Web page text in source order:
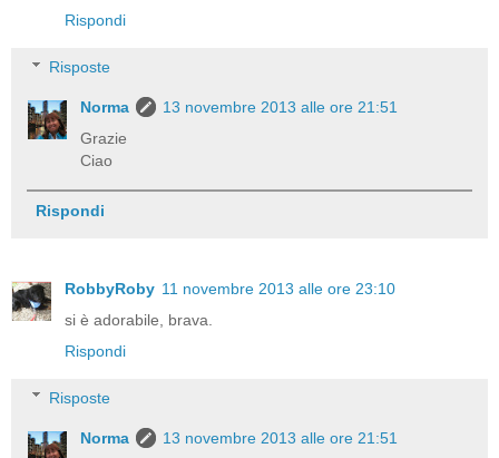
Rispondi
Risposte
Norma
13 novembre 2013 alle ore 21:51
Grazie
Ciao
Rispondi
RobbyRoby 11 novembre 2013 alle ore 23:10
si è adorabile, brava.
Rispondi
Risposte
Norma
13 novembre 2013 alle ore 21:51